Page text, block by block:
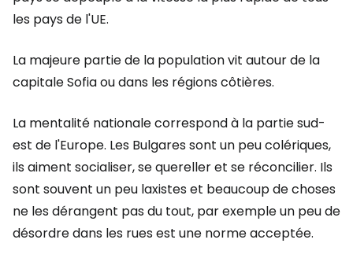
les pays de l'UE.
La majeure partie de la population vit autour de la
capitale Sofia ou dans les régions côtières.
La mentalité nationale correspond à la partie sud-
est de l'Europe. Les Bulgares sont un peu colériques,
ils aiment socialiser, se quereller et se réconcilier. Ils
sont souvent un peu laxistes et beaucoup de choses
ne les dérangent pas du tout, par exemple un peu de
désordre dans les rues est une norme acceptée.